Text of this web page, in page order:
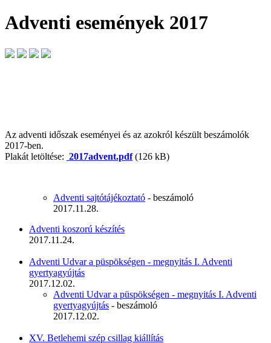
Adventi események 2017
Az adventi időszak eseményei és az azokról készült beszámolók
2017-ben.
Plakát letöltése: 2017advent.pdf(126 kB)
Adventi sajtótájékoztató - beszámoló
2017.11.28.
Adventi koszorú készítés
2017.11.24.
Adventi Udvar a püspökségen - megnyitás I. Adventi
gyertyagyújtás
2017.12.02.
Adventi Udvar a püspökségen - megnyitás I. Adventi
gyertyagyújtás - beszámoló
2017.12.02.
XV. Betlehemi szép csillag kiállítás